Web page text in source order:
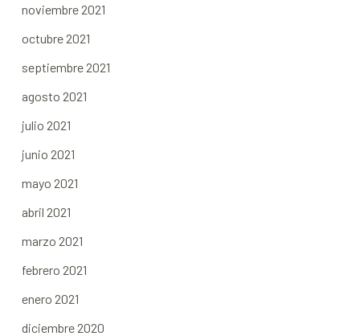
noviembre 2021
octubre 2021
septiembre 2021
agosto 2021
julio 2021
junio 2021
mayo 2021
abril 2021
marzo 2021
febrero 2021
enero 2021
diciembre 2020